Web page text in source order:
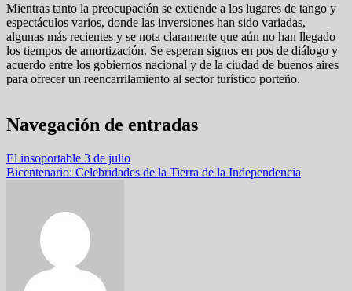
Mientras tanto la preocupación se extiende a los lugares de tango y
espectáculos varios, donde las inversiones han sido variadas,
algunas más recientes y se nota claramente que aún no han llegado
los tiempos de amortización. Se esperan signos en pos de diálogo y
acuerdo entre los gobiernos nacional y de la ciudad de buenos aires
para ofrecer un reencarrilamiento al sector turístico porteño.
Navegación de entradas
El insoportable 3 de julio
Bicentenario: Celebridades de la Tierra de la Independencia